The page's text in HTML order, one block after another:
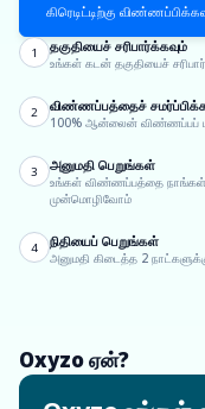
கிரெடிட்டிற்கு
1 தகுதியைச் சரிபார்க்கவும்
உங்கள் கடன் தகுதியைச்
2 விண்ணப்பத்தைச்
100% ஆன்லைன் விண்ணப்பப்
3 அனுமதி பெறுங்கள்
உங்கள் விண்ணப்பத்தை நாங்கள்
முன்மொழிவோம்
4 நிதியைப் பெறுங்கள்
அனுமதி கிடைத்த 2
Oxyzo ஏன்?